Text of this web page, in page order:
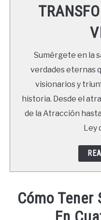
RECURSOS
NEWSLETTER
Sumérgete en la
verdades eternas
visionarios y
historia. Desde el
de la Atracción
Ley
Cómo